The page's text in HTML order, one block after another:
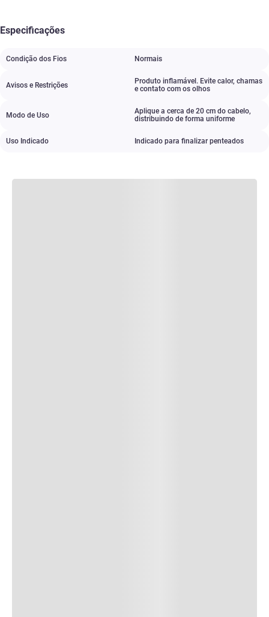
Especificações
Condição dos Fios Normais
Avisos e Restrições Produto inflamável. Evite calor, chamas
e contato com os olhos
Modo de Uso Aplique a cerca de 20 cm do cabelo,
distribuindo de forma uniforme
Uso Indicado Indicado para finalizar penteados